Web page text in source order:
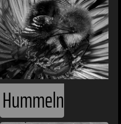
Hummeln